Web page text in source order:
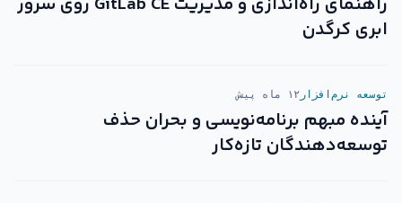
ابری کرگدن
توسعه نرم‌افزار ۱۲ ماه پیش
آینده مبهم برنامه‌نویسی و بحران حذف
توسعه‌دهندگان تازه‌کار